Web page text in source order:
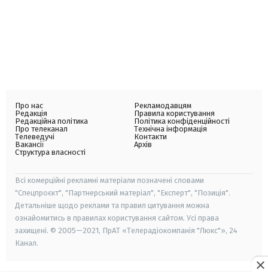
Про нас
Редакція
Редакційна політика
Про телеканал
Телеведучі
Вакансії
Структура власності
Рекламодавцям
Правила користування
Політика конфіденційності
Технічна інформація
Контакти
Архів
Всі комерційні рекламні матеріали позначені словами
"Спецпроєкт", "Партнерський матеріал", "Експерт", "Позиція".
Детальніше щодо реклами та правил цитування можна
ознайомитись в правилах користування сайтом. Усі права
захищені. © 2005—2021, ПрАТ «Телерадіокомпанія "Люкс"», 24
Канал.